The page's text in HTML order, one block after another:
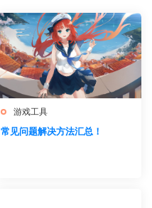
游戏工具
常见问题解决方法汇总！